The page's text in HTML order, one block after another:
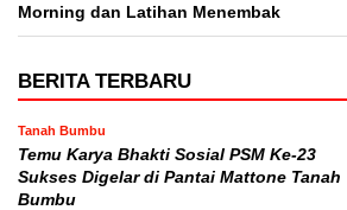
Morning dan Latihan Menembak
BERITA TERBARU
Tanah Bumbu
Temu Karya Bhakti Sosial PSM Ke-23
Sukses Digelar di Pantai Mattone Tanah
Bumbu